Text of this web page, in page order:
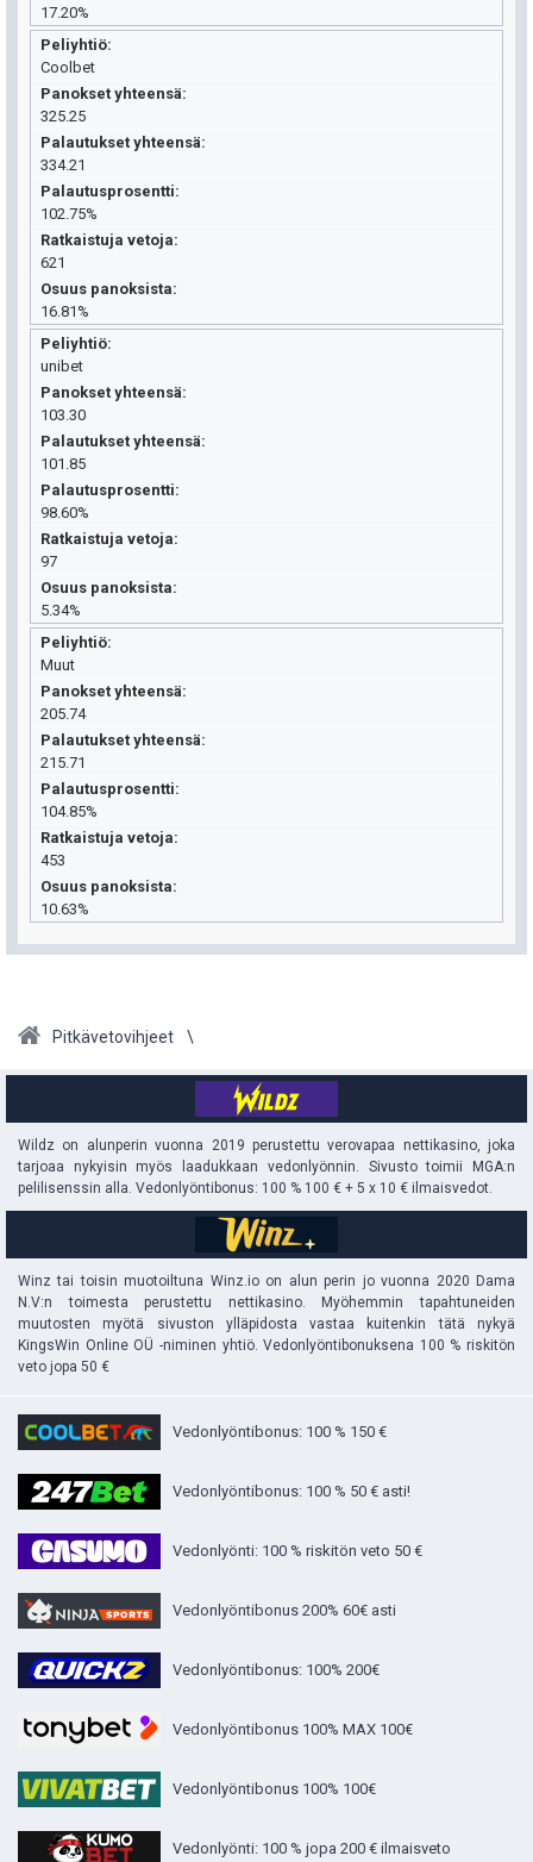
17.20%
Peliyhtiö
Coolbet
Panokset yhteensä
325.25
Palautukset yhteensä
334.21
Palautusprosentti
102.75%
Ratkaistuja vetoja
621
Osuus panoksista
16.81%
Peliyhtiö
unibet
Panokset yhteensä
103.30
Palautukset yhteensä
101.85
Palautusprosentti
98.60%
Ratkaistuja vetoja
97
Osuus panoksista
5.34%
Peliyhtiö
Muut
Panokset yhteensä
205.74
Palautukset yhteensä
215.71
Palautusprosentti
104.85%
Ratkaistuja vetoja
453
Osuus panoksista
10.63%
Pitkävetovihjeet
Wildz on alunperin vuonna 2019 perustettu verovapaa nettikasino, joka
tarjoaa nykyisin myös laadukkaan vedonlyönnin. Sivusto toimii MGA:n
pelilisenssin alla. Vedonlyöntibonus: 100 % 100 € + 5 x 10 € ilmaisvedot.
Winz tai toisin muotoiltuna Winz.io on alun perin jo vuonna 2020 Dama
N.V:n toimesta perustettu nettikasino. Myöhemmin tapahtuneiden
muutosten myötä sivuston ylläpidosta vastaa kuitenkin tätä nykyä
KingsWin Online OÜ -niminen yhtiö. Vedonlyöntibonuksena 100 % riskitön
veto jopa 50 €
Vedonlyöntibonus: 100 % 150 €
Vedonlyöntibonus: 100 % 50 € asti!
Vedonlyönti: 100 % riskitön veto 50 €
Vedonlyöntibonus 200% 60€ asti
Vedonlyöntibonus: 100% 200€
Vedonlyöntibonus 100% MAX 100€
Vedonlyöntibonus 100% 100€
Vedonlyönti: 100 % jopa 200 € ilmaisveto